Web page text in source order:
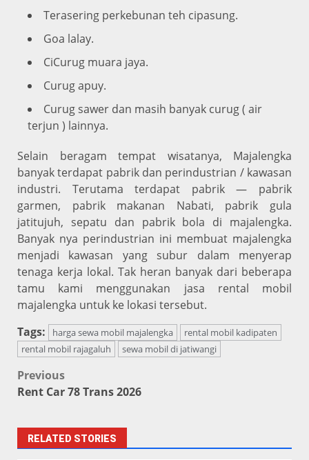
Terasering perkebunan teh cipasung.
Goa lalay.
CiCurug muara jaya.
Curug apuy.
Curug sawer dan masih banyak curug ( air
terjun ) lainnya.
Selain beragam tempat wisatanya, Majalengka
banyak terdapat pabrik dan perindustrian / kawasan
industri. Terutama terdapat pabrik — pabrik
garmen, pabrik makanan Nabati, pabrik gula
jatitujuh, sepatu dan pabrik bola di majalengka.
Banyak nya perindustrian ini membuat majalengka
menjadi kawasan yang subur dalam menyerap
tenaga kerja lokal. Tak heran banyak dari beberapa
tamu kami menggunakan jasa rental mobil
majalengka untuk ke lokasi tersebut.
Tags:
harga sewa mobil majalengka
rental mobil kadipaten
rental mobil rajagaluh
sewa mobil di jatiwangi
Post
Previous
Rent Car 78 Trans 2026
RELATED STORIES